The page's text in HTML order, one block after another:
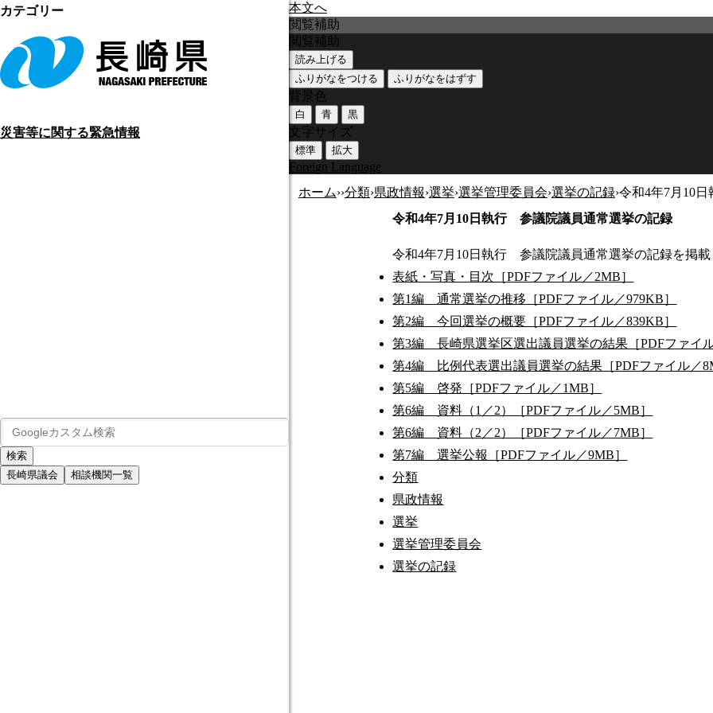
本文へ
災害等に関する緊急情報
長崎県議会 相談機関一覧
閲覧補助
閲覧補助
読み上げる
ふりがなをつける
ふりがなをはずす
背景色
白 青 黒
文字サイズ
標準 拡大
Foreign Language
ホーム››分類›県政情報›選挙›選挙管理委員会›選挙の記録›令和4年7月10
令和4年7月10日執行 参議院議員通常選挙の記録
令和4年7月10日執行 参議院議員通常選挙の記録を掲
表紙・写真・目次［PDFファイル／2MB］
第1編 通常選挙の推移［PDFファイル／979KB］
第2編 今回選挙の概要［PDFファイル／839KB］
第3編 長崎県選挙区選出議員選挙の結果［PDFファイ
第4編 比例代表選出議員選挙の結果［PDFファイル／
第5編 啓発［PDFファイル／1MB］
第6編 資料（1／2）［PDFファイル／5MB］
第6編 資料（2／2）［PDFファイル／7MB］
第7編 選挙公報［PDFファイル／9MB］
カテゴリー
分類
県政情報
選挙
選挙管理委員会
選挙の記録